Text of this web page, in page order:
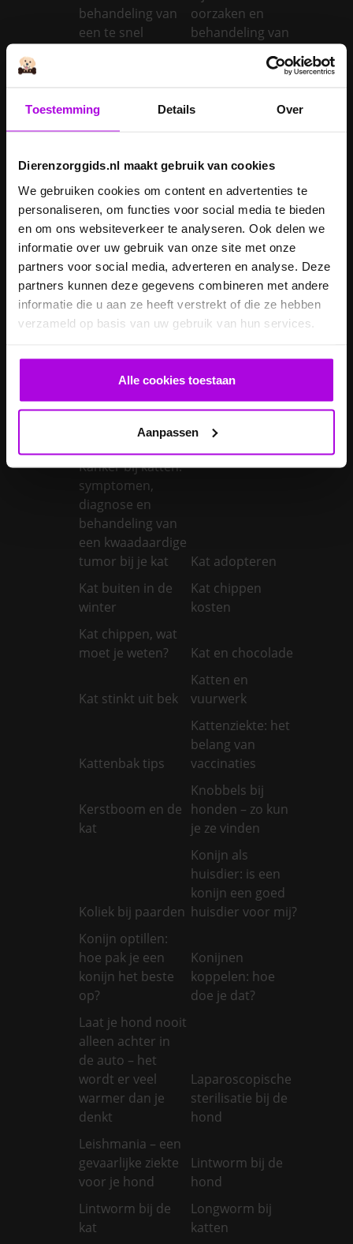
Toestemming Details Over
Dierenzorggids.nl maakt gebruik van cookies
We gebruiken cookies om content en advertenties te
personaliseren, om functies voor social media te bieden
en om ons websiteverkeer te analyseren. Ook delen we
informatie over uw gebruik van onze site met onze
partners voor social media, adverteren en analyse. Deze
partners kunnen deze gegevens combineren met andere
informatie die u aan ze heeft verstrekt of die ze hebben
verzameld op basis van uw gebruik van hun services.
Alle cookies toestaan
Aanpassen
behandeling van
een te snel
oorzaken en
behandeling van
Inentingen hond
giftig voor
Je hond heeft
Je hond wordt
geopereerd – wat
kan je
verwachten?
Je kat naar een
pension brengen
Je kat wordt
geopereerd – wat
kan je
Je kater laten
Je konijn laten
Je konijn laten
vaccineren
Kanker bij honden
Kanker bij katten:
symptomen,
diagnose en
behandeling van
een kwaadaardige
tumor bij je kat
Kat adopteren
Kat buiten in de
winter
Kat chippen
kosten
Kat chippen, wat
moet je weten?
Kat en chocolade
Kat stinkt uit bek
Katten en
vuurwerk
Kattenbak tips
Kattenziekte: het
belang van
vaccinaties
Kerstboom en de
kat
Knobbels bij
honden – zo kun
je ze vinden
Koliek bij paarden
Konijn als
huisdier: is een
konijn een goed
huisdier voor mij?
Konijn optillen:
hoe pak je een
konijn het beste
op?
Konijnen
koppelen: hoe
doe je dat?
Laat je hond nooit
alleen achter in
de auto – het
wordt er veel
warmer dan je
denkt
Laparoscopische
sterilisatie bij de
hond
Leishmania – een
gevaarlijke ziekte
voor je hond
Lintworm bij de
hond
Lintworm bij de
kat
Longworm bij
katten